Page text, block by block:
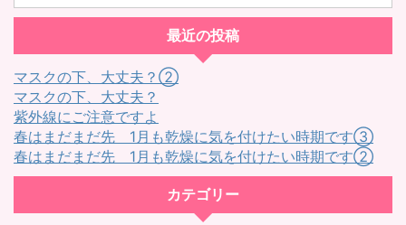
最近の投稿
マスクの下、大丈夫？②
マスクの下、大丈夫？
紫外線にご注意ですよ
春はまだまだ先 1月も乾燥に気を付けたい時期です③
春はまだまだ先 1月も乾燥に気を付けたい時期です②
カテゴリー